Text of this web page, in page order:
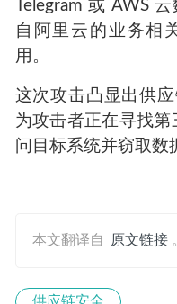
Telegram 或 AWS
自阿里云的业务相
用。
这次攻击凸显出供
为攻击者正在寻找
问目标系统并窃取数
本文翻译自 原文链接